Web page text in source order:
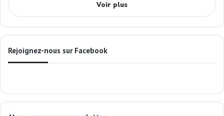
Voir plus
Rejoignez-nous sur Facebook